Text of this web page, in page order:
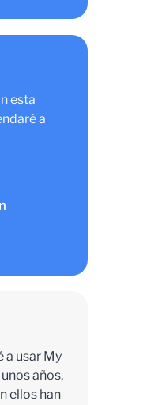
esta
a
a usar My
años,
ellos han